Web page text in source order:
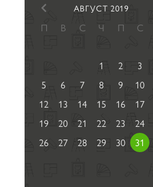
АВГУСТ 2019
П В С Ч П С
1 2 3
5
6 7 8 9 10
12
13 14 15 16 17
19
20 21 22 23 24
26
27 28 29 30 31